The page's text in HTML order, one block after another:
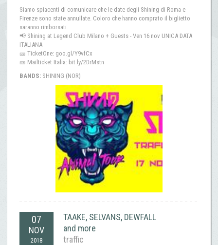
Siamo spiacenti di comunicare che le date degli Shining di Roma e
Firenze sono state annullate. Coloro che hanno comprato il biglietto
saranno rimborsati.
📢 Shining at Legend Club Milano + Guests - Ven 16 nov UNICA DATA
ITALIANA
🎫 TicketOne: goo.gl/Y9vfCx
🎫 Mailticket Italia: bit.ly/2DrMstn
BANDS: SHINING (NOR)
07
NOV
2018
TAAKE, SELVANS, DEWFALL
and more
traffic